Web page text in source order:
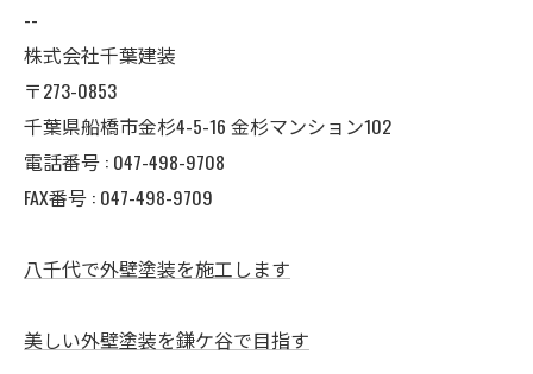
--
株式会社千葉建装
〒273-0853
千葉県船橋市金杉4-5-16 金杉マンション102
電話番号 : 047-498-9708
FAX番号 : 047-498-9709
八千代で外壁塗装を施工します
美しい外壁塗装を鎌ケ谷で目指す